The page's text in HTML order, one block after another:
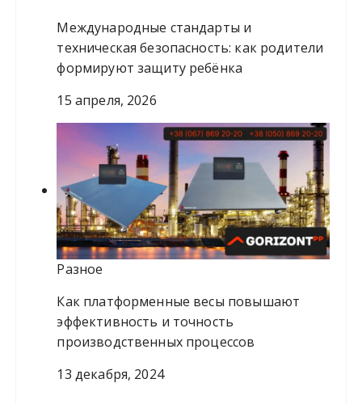
Международные стандарты и
техническая безопасность: как родители
формируют защиту ребёнка
15 апреля, 2026
Разное
Как платформенные весы повышают
эффективность и точность
производственных процессов
13 декабря, 2024